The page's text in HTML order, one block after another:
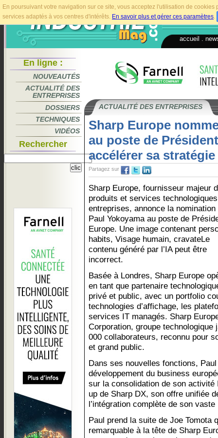
En poursuivant votre navigation sur ce site, vous acceptez l'utilisation de
services adaptés à vos centres d'intérêts. En savoir plus et gérer ces paramètres.
accueil
En ligne :
NOUVEAUTÉS
ACTUALITÉ DES
ENTREPRISES
DOSSIERS
TECHNIQUES
VIDÉOS
Rechercher
ACTUALITÉ DES ENTREPRISES
Sharp Europe
au poste de
accélérer sa
Partagez sur
Sharp Europe, fournisseur majeur
produits et services
entreprises, annonce la nomination
Paul Yokoyama au poste de
Europe. Une image contenant
habits, Visage humain, cravateLe
contenu généré par l’IA peut être
incorrect.
Basée à Londres, Sharp Europe
en tant que partenaire
privé et public, avec un portfolio
technologies d’affichage, les
services IT managés. Sharp
Corporation, groupe technologique
000 collaborateurs, reconnu pour
et grand public.
Dans ses nouvelles fonctions,
développement du business
sur la consolidation de son
up de Sharp DX, son offre unifiée
l’intégration complète de son
Paul prend la suite de Joe Tomota
remarquable à la tête de Sharp